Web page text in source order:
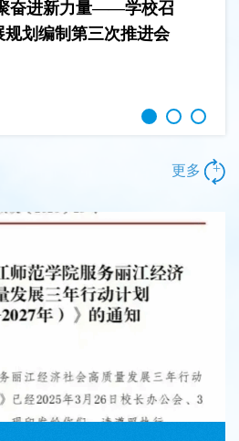
奋进新力量——学校召
划编制第三次推进会
更多 +